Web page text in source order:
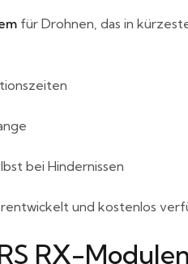
für Drohnen, das in
bei Hindernissen
und kostenlos
RX-